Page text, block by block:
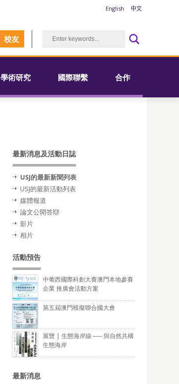
English 中文
校友
學術研究 國際聯繫 合作
最新消息及活動日誌
USJ的最新新聞列表
USJ的最新活動列表
媒體報道
論文公開答辯
影片
相片
活動預告
中葡西國際科創大賽澳門本地參賽
企業 推廣會活動方案
第五屆澳門模擬聯合國大會
展覽 | 生態海岸線 ── 與自然共構
生態海岸
最新消息